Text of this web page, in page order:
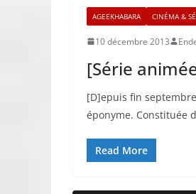
AGEEKHABARA CINÉMA &
10 décembre 2013
[Série
[D]epuis fin
éponyme. Constituée
Read More